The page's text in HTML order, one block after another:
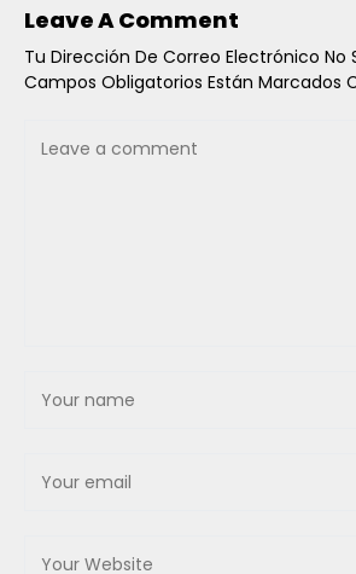
Leave A Comment
Tu Dirección De Correo Electrónico No
Campos Obligatorios Están Marcados